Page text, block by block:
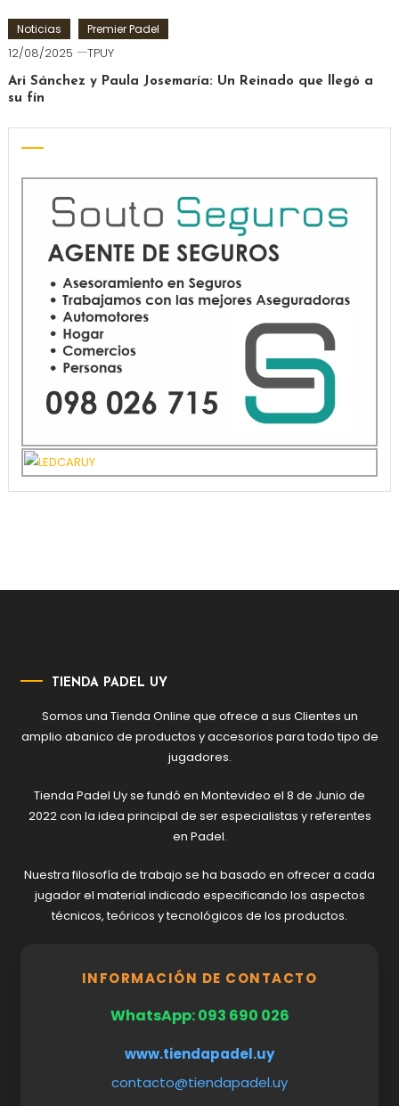
Noticias Premier Padel
12/08/2025 TPUY
Ari Sánchez y Paula Josemaría: Un Reinado que llegó a
su fín
TIENDA PADEL UY
Somos una Tienda Online que ofrece a sus Clientes un
amplio abanico de productos y accesorios para todo tipo de
jugadores.
Tienda Padel Uy se fundó en Montevideo el 8 de Junio de
2022 con la idea principal de ser especialistas y referentes
en Padel.
Nuestra filosofía de trabajo se ha basado en ofrecer a cada
jugador el material indicado especificando los aspectos
técnicos, teóricos y tecnológicos de los productos.
INFORMACIÓN DE CONTACTO
WhatsApp: 093 690 026
www.tiendapadel.uy
contacto@tiendapadel.uy